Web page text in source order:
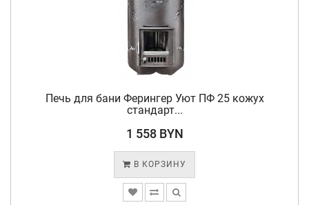
Печь для бани Ферингер Уют ПФ 25 кожух
стандарт...
1 558 BYN
В КОРЗИНУ